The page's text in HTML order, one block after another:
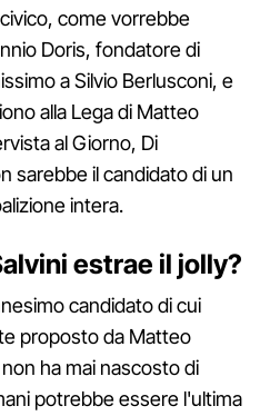
come vorrebbe
Doris, fondatore di
a Silvio Berlusconi, e
alla Lega di Matteo
al Giorno, Di
sarebbe il candidato di un
intera.
estrae il jolly?
candidato di cui
proposto da Matteo
ha mai nascosto di
potrebbe essere l'ultima